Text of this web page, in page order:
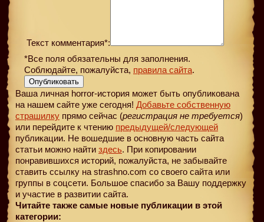
Текст комментария*:
*Все поля обязательны для заполнения.
Соблюдайте, пожалуйста, правила сайта.
Опубликовать
Ваша личная horror-история может быть опубликована
на нашем сайте уже сегодня! Добавьте собственную
страшилку прямо сейчас (регистрация не требуется)
или перейдите к чтению предыдущей/следующей
публикации. Не вошедшие в основную часть сайта
статьи можно найти здесь. При копировании
понравившихся историй, пожалуйста, не забывайте
ставить ссылку на strashno.com со своего сайта или
группы в соцсети. Большое спасибо за Вашу поддержку
и участие в развитии сайта.
Читайте также самые новые публикации в этой
категории: